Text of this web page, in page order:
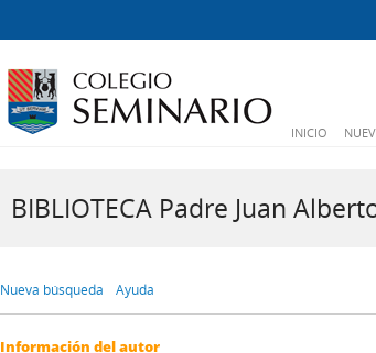
INICIO
BIBLIOTECA Padre Juan
Nueva búsqueda Ayuda
Información del autor